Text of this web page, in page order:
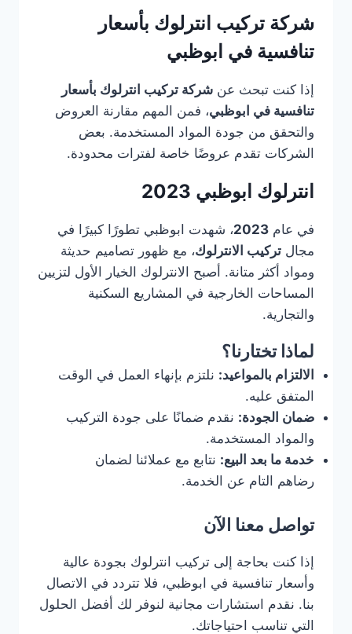
شركة تركيب انترلوك بأسعار
تنافسية في ابوظبي
إذا كنت تبحث عن شركة تركيب انترلوك بأسعار
تنافسية في ابوظبي، فمن المهم مقارنة العروض
والتحقق من جودة المواد المستخدمة. بعض
الشركات تقدم عروضًا خاصة لفترات محدودة.
انترلوك ابوظبي 2023
في عام 2023، شهدت ابوظبي تطورًا كبيرًا في
مجال تركيب الانترلوك، مع ظهور تصاميم حديثة
ومواد أكثر متانة. أصبح الانترلوك الخيار الأول لتزيين
المساحات الخارجية في المشاريع السكنية
والتجارية.
لماذا تختارنا؟
الالتزام بالمواعيد: نلتزم بإنهاء العمل في الوقت
المتفق عليه.
ضمان الجودة: نقدم ضمانًا على جودة التركيب
والمواد المستخدمة.
خدمة ما بعد البيع: نتابع مع عملائنا لضمان
رضاهم التام عن الخدمة.
تواصل معنا الآن
إذا كنت بحاجة إلى تركيب انترلوك بجودة عالية
وأسعار تنافسية في ابوظبي، فلا تتردد في الاتصال
بنا. نقدم استشارات مجانية لنوفر لك أفضل الحلول
التي تناسب احتياجاتك.